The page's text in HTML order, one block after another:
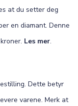
at du setter deg
en diamant. Denne
Les mer.
Dette betyr
varene. Merk at